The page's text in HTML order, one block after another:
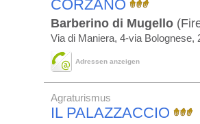
CORZANO
Barberino di Mugello
Via di Maniera, 4-via Bolognese,
Adressen anzeigen
Agraturismus
IL PALAZZACCIO